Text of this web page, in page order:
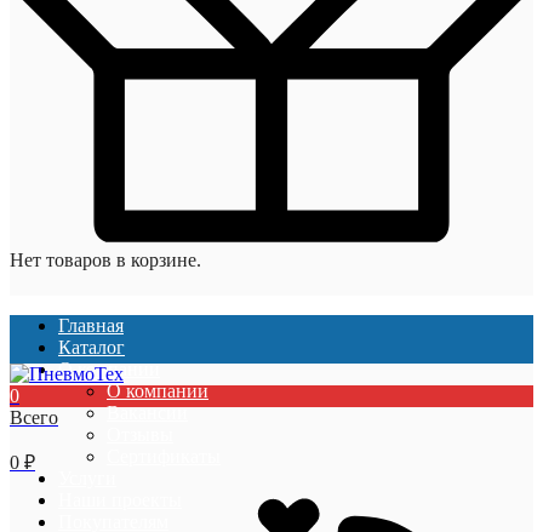
Нет товаров в корзине.
Главная
Каталог
О компании
О компании
Вакансии
0
Всего
0 ₽